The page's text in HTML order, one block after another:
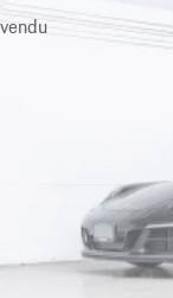
vendu